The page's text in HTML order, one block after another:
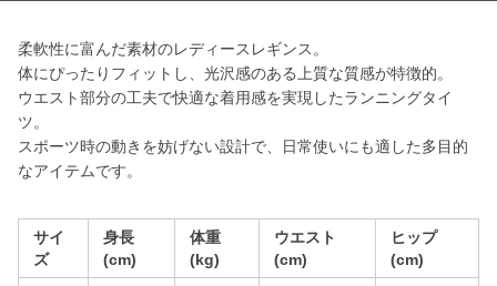
柔軟性に富んだ素材のレディースレギンス。
体にぴったりフィットし、光沢感のある上質な質感が特徴的。
ウエスト部分の工夫で快適な着用感を実現したランニングタイ
ツ。
スポーツ時の動きを妨げない設計で、日常使いにも適した多目的
なアイテムです。
サイ
ズ
身長
(cm)
体重
(kg)
ウエスト
(cm)
ヒップ
(cm)